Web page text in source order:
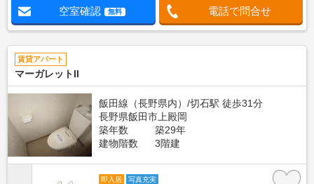
空室確認 無料 電話で問合せ
賃貸アパート
マーガレットII
飯田線（長野県内）/切石駅 徒歩31分
長野県飯田市上殿岡
築年数
築29年
建物階数
3階建
即入居 写真充実